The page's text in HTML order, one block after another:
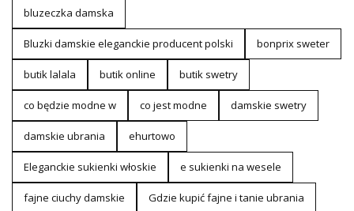
bluzeczka damska
Bluzki damskie eleganckie producent polski bonprix sweter
butik lalala butik online butik swetry
co będzie modne w co jest modne damskie swetry
damskie ubrania ehurtowo
Eleganckie sukienki włoskie e sukienki na wesele
fajne ciuchy damskie Gdzie kupić fajne i tanie ubrania